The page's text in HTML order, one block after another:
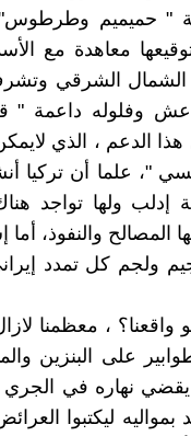
" حميميم
معاهدة مع
الشمال الشرقي
داعش وفلوله داعمة
هذا الدعم ، الذي
"، علما أن تركيا
ولها تواجد
والنفوذ، أما
ولجم كل تمدد
، معظمنا
على البنزين
نهاره في الجري
بمواليه ليكتبوا